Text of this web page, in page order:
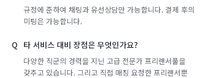
규정에 준하여 채팅과 유선상담만 가능합니다. 결제 후의
미팅은 가능합니다.
타 서비스 대비 장점은 무엇인가요?
다양한 직군의 경력을 지닌 고급 전문가 프리랜서풀을
갖추고 있습니다. 그리고 직접 매칭 요청한 프리랜서뿐